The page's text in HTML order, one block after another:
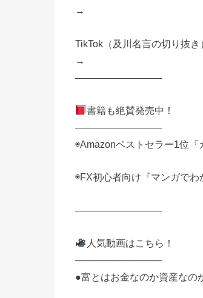
→
TikTok（及川名言の切り抜き
→
─────────────
書籍も絶賛発売中！
─────────────
◉Amazonベストセラー1位『
◉FX初心者向け『マンガでわ
─────────────
人気動画はこちら！
─────────────
●富とはお金なのか資産なの